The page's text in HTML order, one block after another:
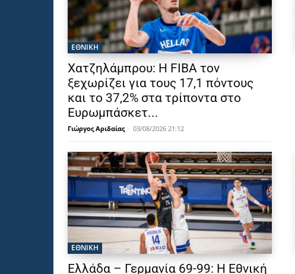
ΕΘΝΙΚΉ
Χατζηλάμπρου: Η FIBA τον
ξεχωρίζει για τους 17,1 πόντους
και το 37,2% στα τρίποντα στο
Ευρωμπάσκετ...
Γιώργος Αριδαίας - 03/08/2026 21:12
ΕΘΝΙΚΉ
Ελλάδα – Γερμανία 69-99: Η Εθνική